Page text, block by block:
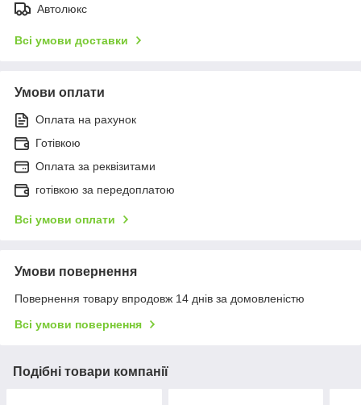
Автолюкс
Всі умови доставки
Умови оплати
Оплата на рахунок
Готівкою
Оплата за реквізитами
готівкою за передоплатою
Всі умови оплати
Умови повернення
Повернення товару впродовж 14 днів за домовленістю
Всі умови повернення
Подібні товари компанії